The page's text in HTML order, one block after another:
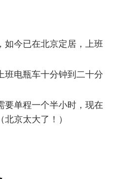
如今已在北京定居，上班
班电瓶车十分钟到二十分
要单程一个半小时，现在
京太大了！）